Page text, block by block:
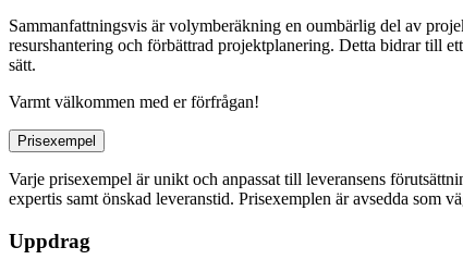
Sammanfattningsvis är volymberäkning en oumbärlig del av
resurshantering och förbättrad projektplanering. Detta bidrar till
sätt.
Varmt välkommen med er förfrågan!
Prisexempel
Varje prisexempel är unikt och anpassat till leveransens
expertis samt önskad leveranstid. Prisexemplen är avsedda som
Uppdrag